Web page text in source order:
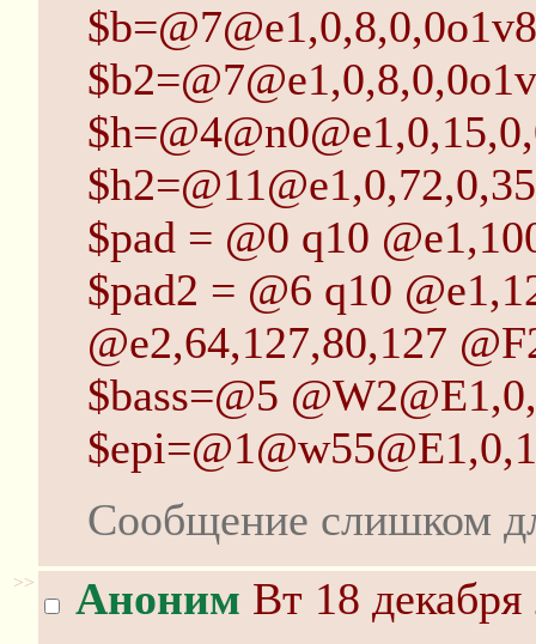
$pad = @0 q10
$pad2 = @6 q10
@e2,64,127,80,127
$bass=@5
Сообщение слишком
>> Аноним Вт 18